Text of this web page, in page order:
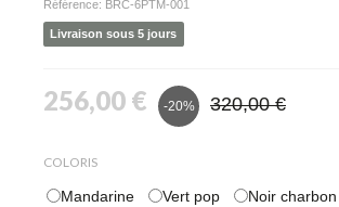
Référence: BRC-6PTM-001
Livraison sous 5 jours
256,00 € -20% 320,00 €
COLORIS
Mandarine Vert pop
Noir charbon